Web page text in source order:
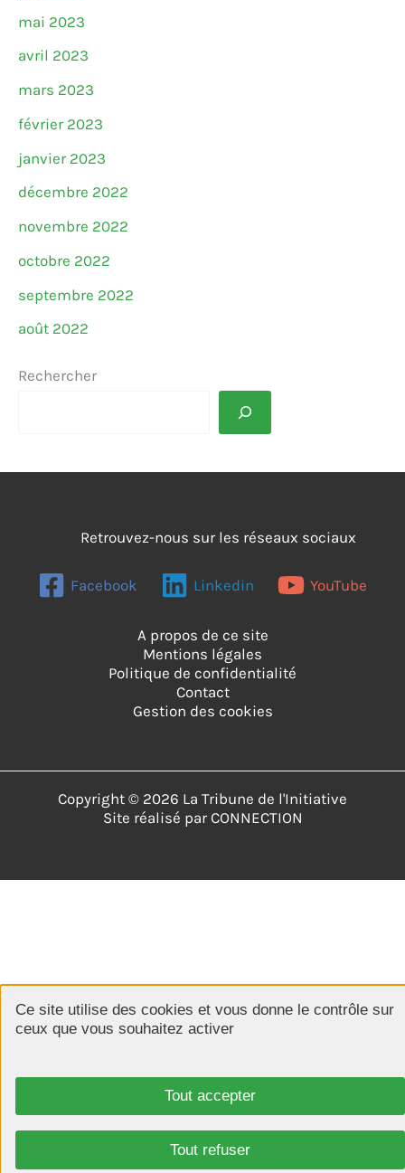
Ce site utilise des cookies et vous donne le contrôle sur
ceux que vous souhaitez activer
Tout accepter
Tout refuser
mai 2023
avril 2023
mars 2023
février 2023
janvier 2023
décembre 2022
novembre 2022
octobre 2022
septembre 2022
août 2022
Rechercher
Retrouvez-nous sur les réseaux sociaux
Facebook Linkedin YouTube
A propos de ce site
Mentions légales
Politique de confidentialité
Contact
Gestion des cookies
Copyright © 2026 La Tribune de l'Initiative
Site réalisé par CONNECTION